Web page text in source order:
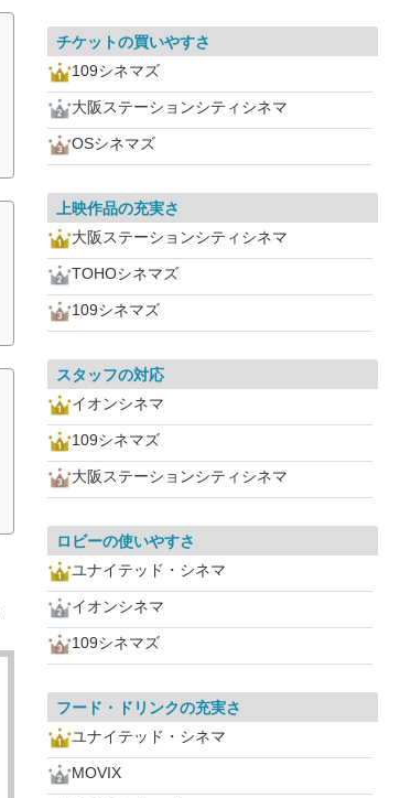
チケットの買いやすさ
109シネマズ
大阪ステーションシティシネマ
OSシネマズ
上映作品の充実さ
大阪ステーションシティシネマ
TOHOシネマズ
109シネマズ
スタッフの対応
イオンシネマ
109シネマズ
大阪ステーションシティシネマ
ロビーの使いやすさ
ユナイテッド・シネマ
イオンシネマ
109シネマズ
フード・ドリンクの充実さ
ユナイテッド・シネマ
MOVIX